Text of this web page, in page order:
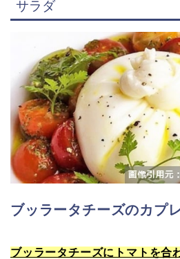
サラダ
ブッラータチーズのカプ
ブッラータチーズにトマトを合